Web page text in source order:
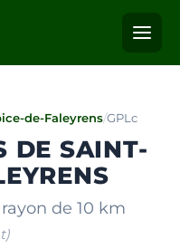
de-Faleyrens/GPLc
DE SAINT-
de 10 km